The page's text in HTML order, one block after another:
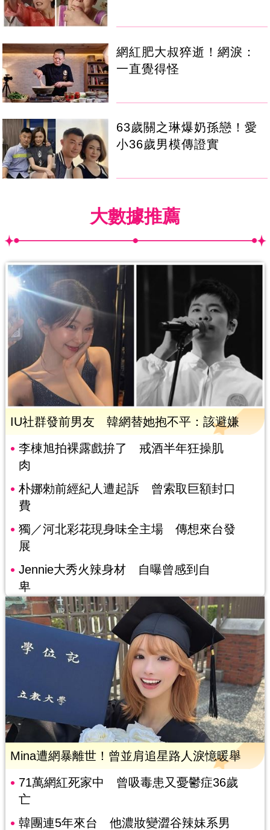
網紅肥大叔猝逝！網淚：
一直覺得怪
63歲關之琳爆奶孫戀！愛
小36歲男模傳證實
大數據推薦
IU社群發前男友 韓網替她抱不平：該避嫌
李棟旭拍裸露戲拚了 戒酒半年狂操肌
肉
朴娜勑前經紀人遭起訴 曾索取巨額封口
費
獨／河北彩花現身味全主場 傳想來台發
展
Jennie大秀火辣身材 自曝曾感到自
卑
Mina遭網暴離世！曾並肩追星路人淚憶暖舉
71萬網紅死家中 曾吸毒患又憂鬱症36歲
亡
韓團連5年來台 他濃妝變澀谷辣妹系男